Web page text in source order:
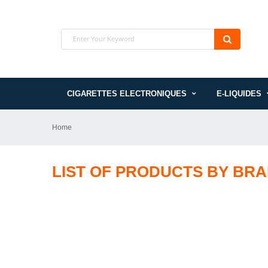
CIGARETTES ELECTRONIQUES E-LIQUIDES
Home
LIST OF PRODUCTS BY